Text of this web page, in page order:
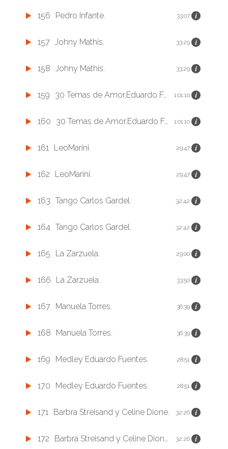
156 Pedro Infante. 33:07
157 Johny Mathis. 33:29
158 Johny Mathis. 33:29
159 30 Temas de Amor,Eduardo Fuentes. 1:01:10
160 30 Temas de Amor,Eduardo Fuentes. 1:01:10
161 LeoMarini. 29:47
162 LeoMarini. 29:47
163 Tango Carlos Gardel. 32:42
164 Tango Carlos Gardel. 32:42
165 La Zarzuela. 29:00
166 La Zarzuela. 33:50
167 Manuela Torres. 36:39
168 Manuela Torres. 36:39
169 Medley Eduardo Fuentes. 28:51
170 Medley Eduardo Fuentes. 28:51
171 Barbra Streisand y Celine Dione. 32:26
172 Barbra Streisand y Celine Dione. 32:26